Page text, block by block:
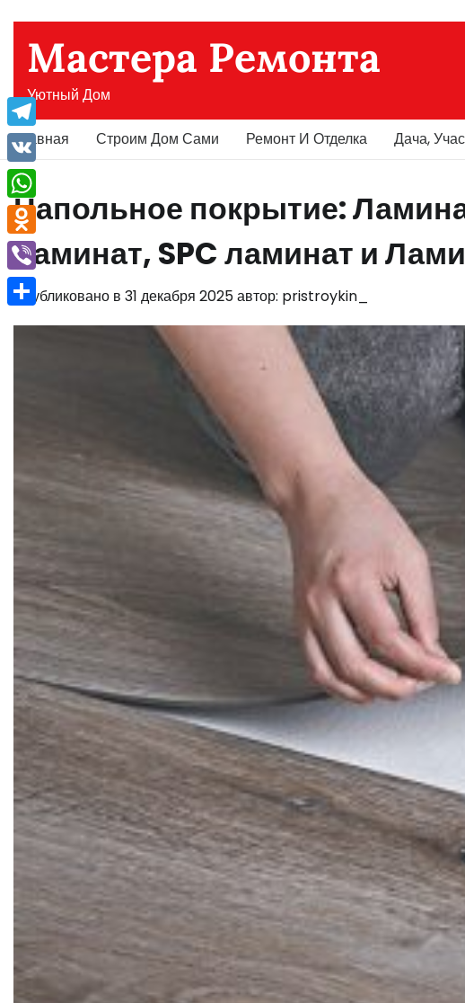
содержимому
Мастера Ремонта
Уютный Дом
Главная Строим Дом Сами Ремонт И Отделка Дача,
Напольное покрытие:
ламинат, SPC ламинат и
Опубликовано в 31 декабря 2025автор: pristroykin_
Telegram
VK
WhatsApp
Odnoklassniki
Viber